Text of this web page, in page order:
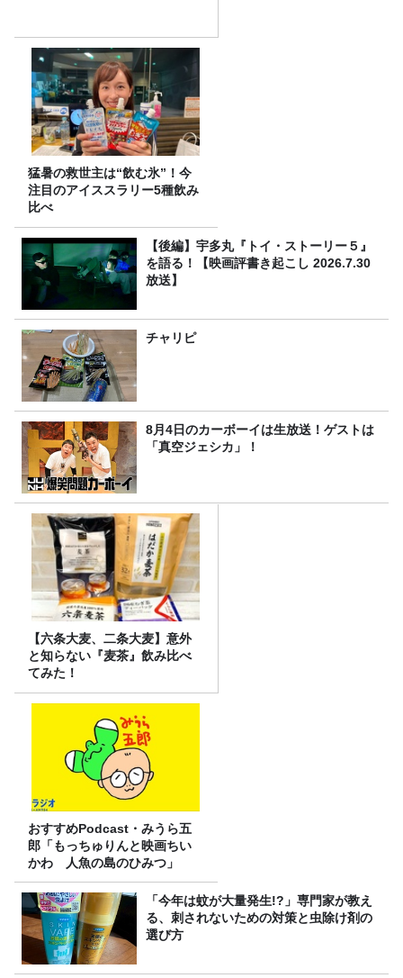
猛暑の救世主は“飲む氷”！今
注目のアイススラリー5種飲み
比べ
【後編】宇多丸『トイ・ストーリー５』
を語る！【映画評書き起こし 2026.7.30
放送】
チャリピ
8月4日のカーボーイは生放送！ゲストは
「真空ジェシカ」！
【六条大麦、二条大麦】意外
と知らない『麦茶』飲み比べ
てみた！
おすすめPodcast・みうら五
郎「もっちゅりんと映画ちい
かわ 人魚の島のひみつ」
「今年は蚊が大量発生!?」専門家が教え
る、刺されないための対策と虫除け剤の
選び方